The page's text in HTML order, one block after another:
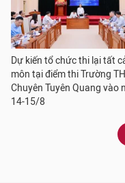
Dự kiến tổ chức thi lại tất
môn tại điểm thi Trường
Chuyên Tuyên Quang vào
14-15/8